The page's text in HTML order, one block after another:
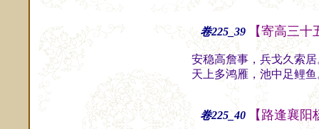
卷225_39 【寄高三
安稳高詹事，兵戈久索
天上多鸿雁，池中足鲤
卷225_40 【路逢襄